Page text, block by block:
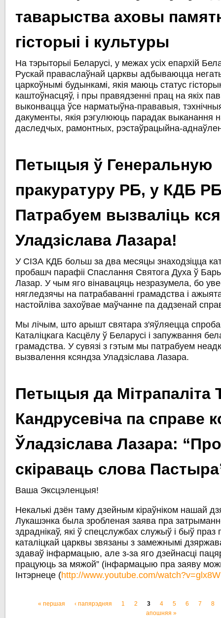
таварыства аховы
гісторыі і культуры
На тэрыторыі Беларусі, у межах усіх епархій
Рускай праваслаўнай царквы адбываюцца
царкоўнымі будынкамі, якія маюць статус
каштоўнасцяў, і пры правядзенні прац на якіх
выконвацца ўсе нарматыўна-прававыя,
дакументы, якія рэгулююць парадак выканання
даследчых, рамонтных, рэстаўрацыйна-
Петыцыя ў Генеральную
пракуратуру РБ, у КДБ
Патрабуем вызваліць
Уладзіслава Лазара!
У СІЗА КДБ больш за два месяцы знаходзіцца
пробашч парафіі Спаслання Святога Духа ў
Лазар. У чым яго вінавацяць незразумела, бо
нягледзячы на патрабаванні грамадства і
настойліва захоўвае маўчанне па дадзенай
Мы лічым, што арышт святара з'яўляецца
Каталіцкага Касцёлу ў Беларусі і запужвання
грамадства. У сувязі з гэтым мы патрабуем
вызвалення ксяндза Уладзіслава Лазара.
Петыцыя да Мітрапаліта
Кандрусевіча па справе
Ўладзіслава Лазара:
скіраваць слова
Ваша Эксцэленцыя!
Некалькі дзён таму дзейным кіраўніком нашай
Лукашэнка была зробленая заява пра
здраднікаў, які ў спецслужбах служыў і быў праз
каталіцкай царквы звязаны з замежнымі
здаваў інфармацыю, але з-за яго дзейнасці
працуюць за мяжой” (інфармацыю пра заяву
Інтэрнеце (http://www.youtube.com/
Старонкі
« першая ‹ папярэдняя 1 2 3 4 5 6 7
8
апошняя »